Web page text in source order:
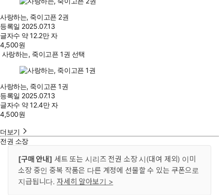
사랑하는, 죽이고픈 2권
등록일 2025.07.13
글자수 약 12.2만 자
4,500원
사랑하는, 죽이고픈 1권 선택
사랑하는, 죽이고픈 1권
등록일 2025.07.13
글자수 약 12.4만 자
4,500원
더보기
전권 소장
[구매 안내] 세트 또는 시리즈 전권 소장 시(대여 제외) 이미
소장 중인 중복 작품은 다른 계정에 선물할 수 있는 쿠폰으로
지급됩니다. 자세히 알아보기 >